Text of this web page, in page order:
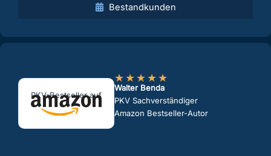
Bestandkunden
PKV-Bestseller auf
★★★★★
Walter Benda
PKV Sachverständiger
Amazon Bestseller-Autor